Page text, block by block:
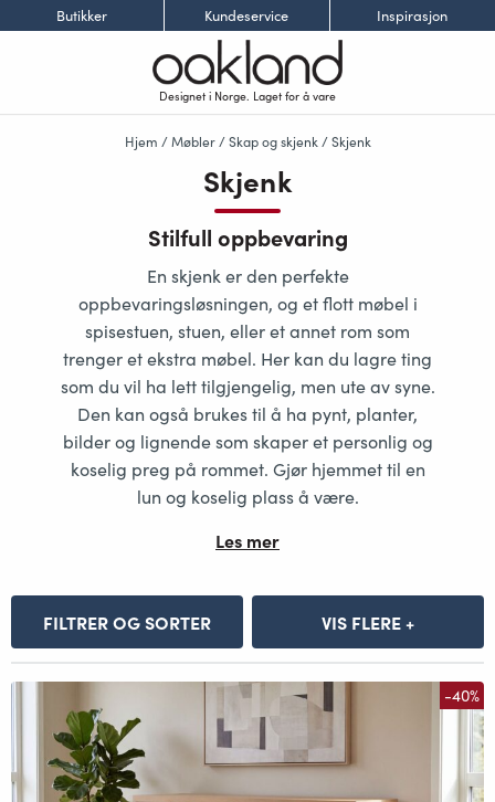
Butikker Kundeservice Inspirasjon
Designet i Norge. Laget for å vare
Hjem /Møbler/Skap og skjenk / Skjenk
Skjenk
Stilfull oppbevaring
En skjenk er den perfekte
oppbevaringsløsningen, og et flott møbel i
spisestuen, stuen, eller et annet rom som
trenger et ekstra møbel. Her kan du lagre ting
som du vil ha lett tilgjengelig, men ute av syne.
Den kan også brukes til å ha pynt, planter,
bilder og lignende som skaper et personlig og
koselig preg på rommet. Gjør hjemmet til en
lun og koselig plass å være.
Les mer
FILTRER OG SORTER VIS FLERE +
-40%